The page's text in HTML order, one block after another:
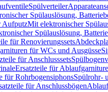
Spülverteiler
Spülauslösung,
AufputzMit elektronischer
Spülauslösung,
für Renovierungssets
für WCs und Ausgüsse
für Anschlusssets
Ersatzteile für
für RohrbogensiphonsSpülrohr-
für Anschlussbögen